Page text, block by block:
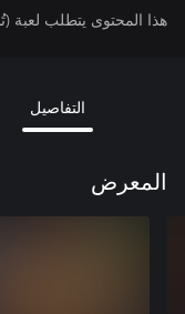
هذا المحتوى يتطلب لعبة
التفاصيل
المعرض